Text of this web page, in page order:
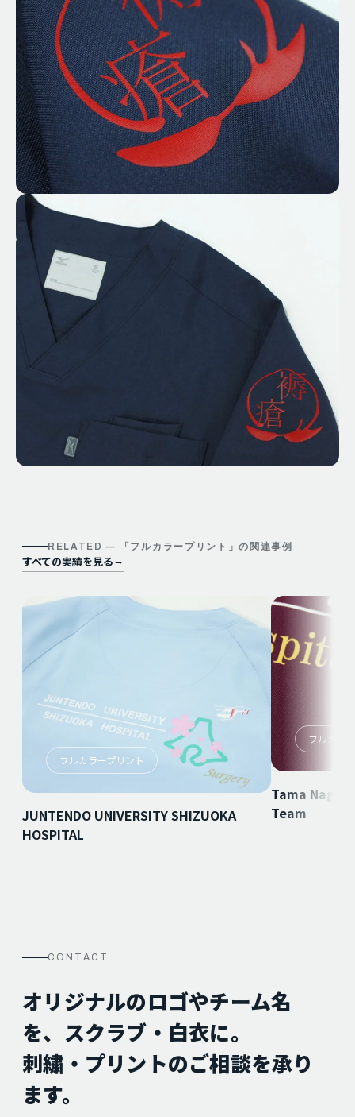
RELATED — 「フルカラープリント 」の関連事例
すべての実績を見る →
フルカラープリント
JUNTENDO UNIVERSITY SHIZUOKA
HOSPITAL
フルカラ
Tama
Team
CONTACT
オリジナルのロゴやチーム名
を、スクラブ・白衣に。
刺繍・プリントのご相談を承り
ます。